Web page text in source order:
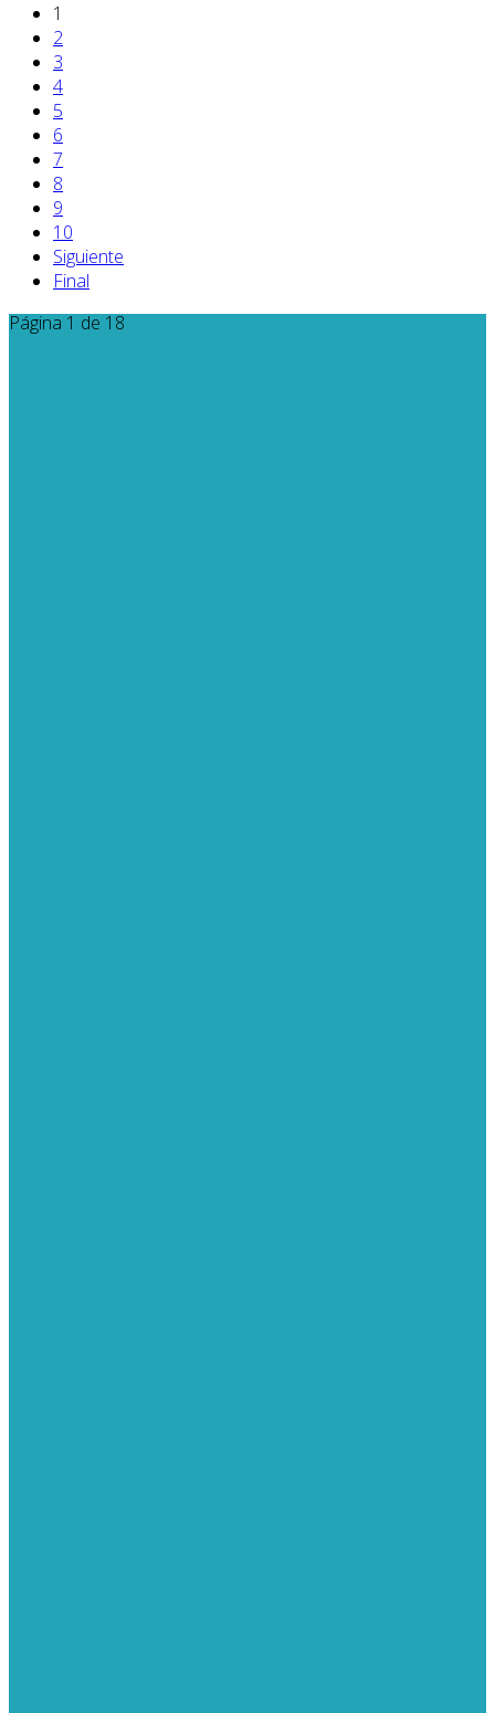
1
2
3
4
5
6
7
8
9
10
Siguiente
Final
Página 1 de 18